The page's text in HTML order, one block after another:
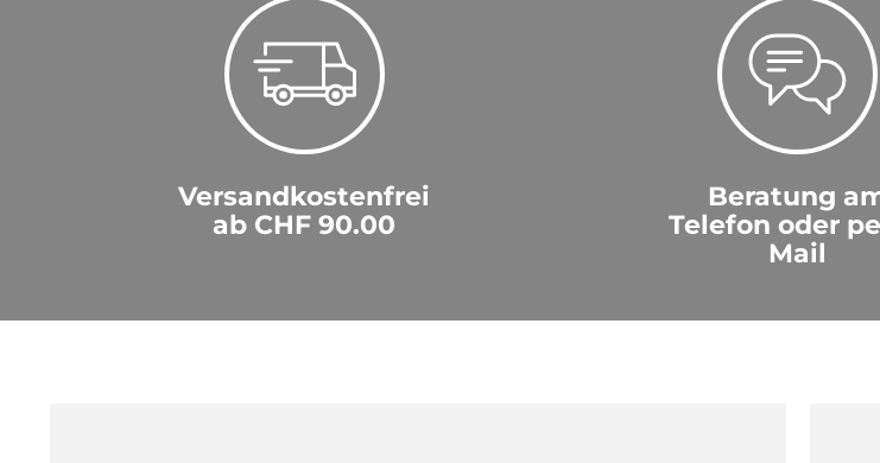
Versandkostenfrei
ab CHF 90.00
Beratung
Telefon oder
Mail